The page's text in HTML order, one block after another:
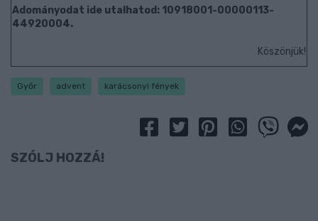
Adományodat ide utalhatod: 10918001-00000113-
44920004.
Köszönjük!
Győr advent karácsonyi fények
SZÓLJ HOZZÁ!